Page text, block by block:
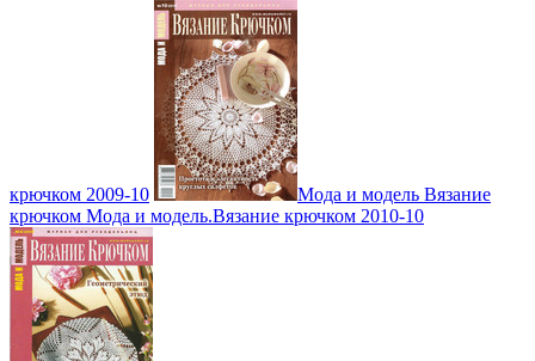
крючком 2009-10
Мода и модель Вязание
крючком Мода и модель.Вязание крючком 2010-10